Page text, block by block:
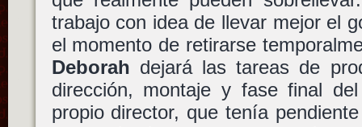
trabajo con idea de llevar mejor el
el momento de retirarse
Deborah dejará las tareas de
dirección, montaje y fase final
propio director, que tenía